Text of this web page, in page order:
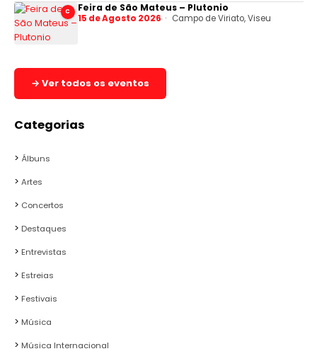
C Feira de São Mateus – Plutonio
15 de Agosto 2026 Campo de Viriato, Viseu
→ Ver todos os eventos
Categorias
Álbuns
Artes
Concertos
Destaques
Entrevistas
Estreias
Festivais
Música
Música Internacional